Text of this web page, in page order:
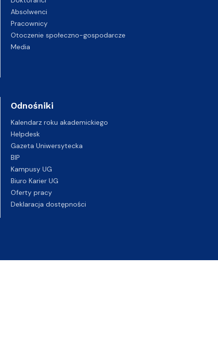
Absolwenci
Pracownicy
Otoczenie społeczno-gospodarcze
Media
Odnośniki
Kalendarz roku akademickiego
Helpdesk
Gazeta Uniwersytecka
BIP
Kampusy UG
Biuro Karier UG
Oferty pracy
Deklaracja dostępności